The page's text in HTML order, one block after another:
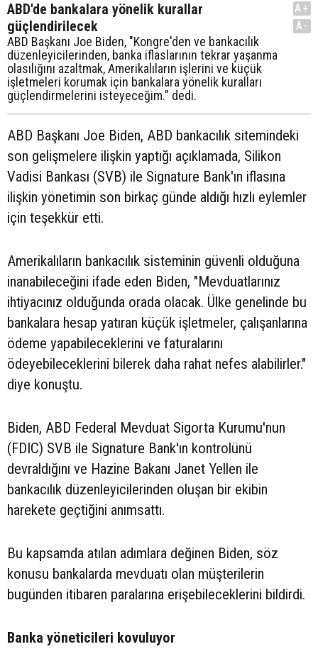
ABD'de bankalara yönelik kurallar
güçlendirilecek
ABD Başkanı Joe Biden, "Kongre'den ve bankacılık
düzenleyicilerinden, banka iflaslarının tekrar yaşanma
olasılığını azaltmak, Amerikalıların işlerini ve küçük
işletmeleri korumak için bankalara yönelik kuralları
güçlendirmelerini isteyeceğim." dedi.
A+
A-
ABD Başkanı Joe Biden, ABD bankacılık sitemindeki
son gelişmelere ilişkin yaptığı açıklamada, Silikon
Vadisi Bankası (SVB) ile Signature Bank'ın iflasına
ilişkin yönetimin son birkaç günde aldığı hızlı eylemler
için teşekkür etti.
Amerikalıların bankacılık sisteminin güvenli olduğuna
inanabileceğini ifade eden Biden, "Mevduatlarınız
ihtiyacınız olduğunda orada olacak. Ülke genelinde bu
bankalara hesap yatıran küçük işletmeler, çalışanlarına
ödeme yapabileceklerini ve faturalarını
ödeyebileceklerini bilerek daha rahat nefes alabilirler."
diye konuştu.
Biden, ABD Federal Mevduat Sigorta Kurumu'nun
(FDIC) SVB ile Signature Bank'ın kontrolünü
devraldığını ve Hazine Bakanı Janet Yellen ile
bankacılık düzenleyicilerinden oluşan bir ekibin
harekete geçtiğini anımsattı.
Bu kapsamda atılan adımlara değinen Biden, söz
konusu bankalarda mevduatı olan müşterilerin
bugünden itibaren paralarına erişebileceklerini bildirdi.
Banka yöneticileri kovuluyor